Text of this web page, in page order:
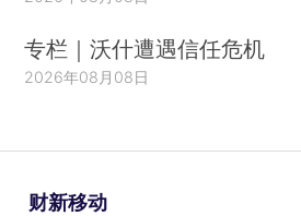
专栏｜沃什遭遇信任危机
2026年08月08日
财新移动